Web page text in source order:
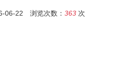
06-22 浏览次数： 363 次